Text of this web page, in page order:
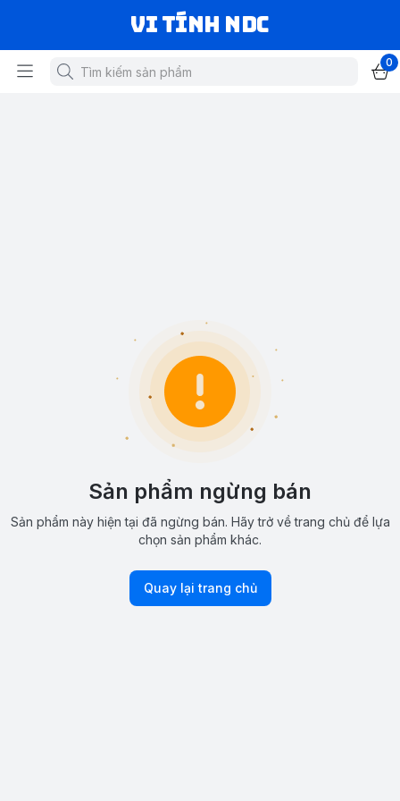
VI TÍNH NDC
0
Sản phẩm ngừng bán
Sản phẩm này hiện tại đã ngừng bán. Hãy trở về trang chủ để lựa
chọn sản phẩm khác.
Quay lại trang chủ